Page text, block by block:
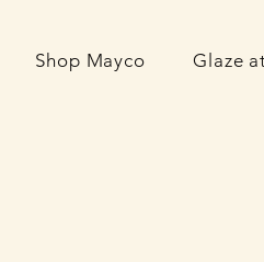
Shop Mayco Glaze